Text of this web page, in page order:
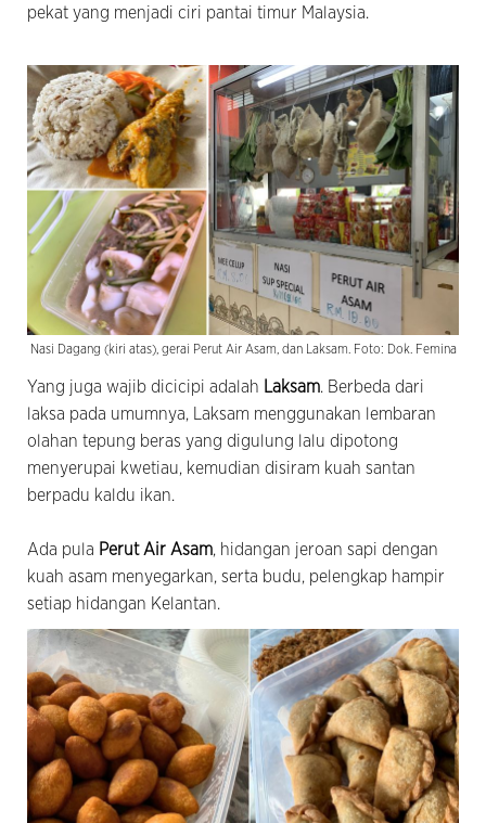
pekat yang menjadi ciri pantai timur Malaysia.
Nasi Dagang (kiri atas), gerai Perut Air Asam, dan Laksam. Foto: Dok. Femina
Yang juga wajib dicicipi adalah Laksam. Berbeda dari
laksa pada umumnya, Laksam menggunakan lembaran
olahan tepung beras yang digulung lalu dipotong
menyerupai kwetiau, kemudian disiram kuah santan
berpadu kaldu ikan.
Ada pula Perut Air Asam, hidangan jeroan sapi dengan
kuah asam menyegarkan, serta budu, pelengkap hampir
setiap hidangan Kelantan.